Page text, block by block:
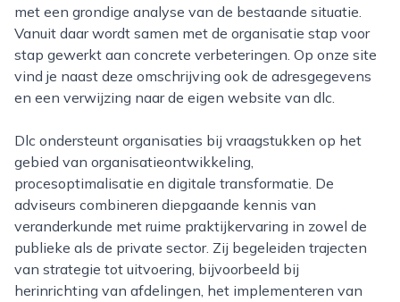
met een grondige analyse van de bestaande situatie.
Vanuit daar wordt samen met de organisatie stap voor
stap gewerkt aan concrete verbeteringen. Op onze site
vind je naast deze omschrijving ook de adresgegevens
en een verwijzing naar de eigen website van dlc.
Dlc ondersteunt organisaties bij vraagstukken op het
gebied van organisatieontwikkeling,
procesoptimalisatie en digitale transformatie. De
adviseurs combineren diepgaande kennis van
veranderkunde met ruime praktijkervaring in zowel de
publieke als de private sector. Zij begeleiden trajecten
van strategie tot uitvoering, bijvoorbeeld bij
herinrichting van afdelingen, het implementeren van